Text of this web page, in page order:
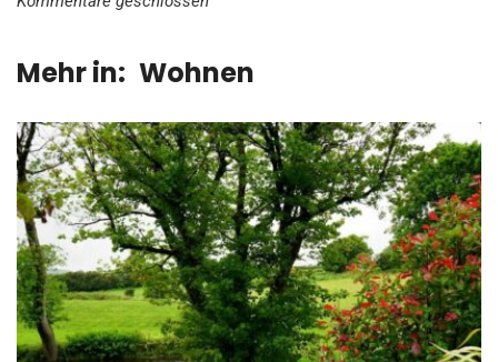
Mehr in: Wohnen